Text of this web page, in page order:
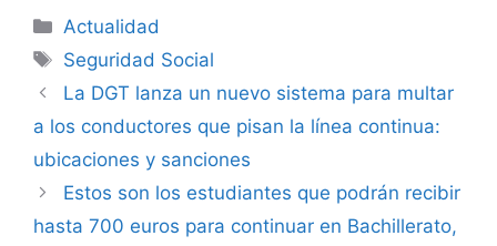
Categorías
Actualidad
Etiquetas
Seguridad Social
La DGT lanza un nuevo sistema para multar
a los conductores que pisan la línea continua:
ubicaciones y sanciones
Estos son los estudiantes que podrán recibir
hasta 700 euros para continuar en Bachillerato,